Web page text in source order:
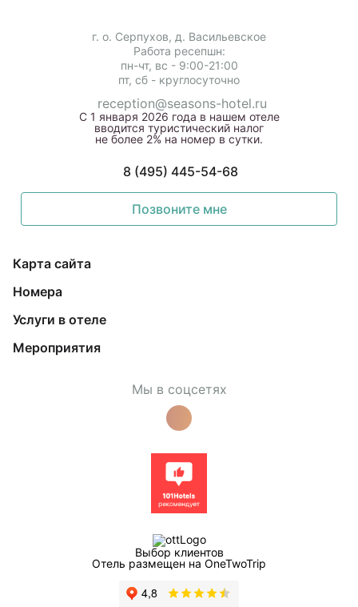
г. о. Серпухов, д. Васильевское
Работа ресепшн:
пн-чт, вс - 9:00-21:00
пт, сб - круглосуточно
reception@seasons-hotel.ru
С 1 января 2026 года в нашем отеле
вводится туристический налог
не более 2% на номер в сутки.
8 (495) 445-54-68
Позвоните мне
Карта сайта
Номера
Услуги в отеле
Мероприятия
Мы в соцсетях
Выбор клиентов
Отель размещен на OneTwoTrip